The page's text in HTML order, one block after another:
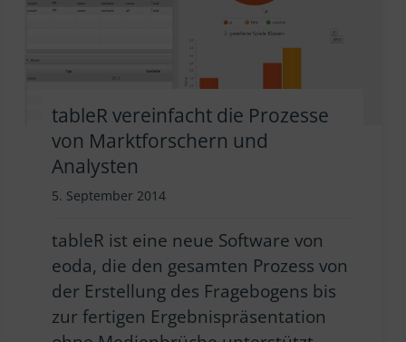
tableR vereinfacht die Prozesse
von Marktforschern und
Analysten
5. September 2014
tableR ist eine neue Software von
eoda, die den gesamten Prozess von
der Erstellung des Fragebogens bis
zur fertigen Ergebnispräsentation